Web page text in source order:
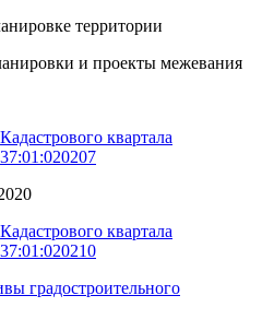
территории
и проекты межевания
Кадастрового квартала
37:01:020207
Кадастрового квартала
37:01:020210
градостроительного